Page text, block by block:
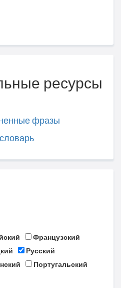
ресурсы
фразы
Французский
Русский
Португальский